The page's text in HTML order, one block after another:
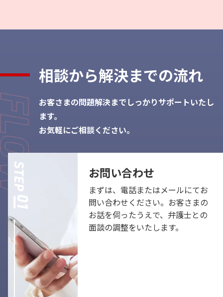
相談から解決までの流れ
お客さまの問題解決までしっかりサポートいたし
ます。
お気軽にご相談ください。
お問い合わせ
まずは、電話またはメールにてお
問い合わせください。お客さまの
お話を伺ったうえで、弁護士との
面談の調整をいたします。